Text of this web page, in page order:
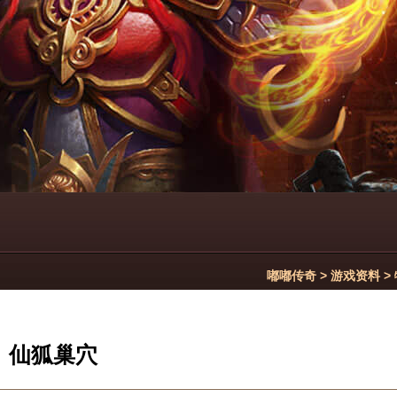
嘟嘟传奇 > 游戏资料>
仙狐巢穴